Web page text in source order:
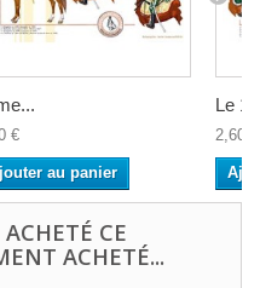
€
au panier
Le
2,60 €
CE
ACHETÉ...